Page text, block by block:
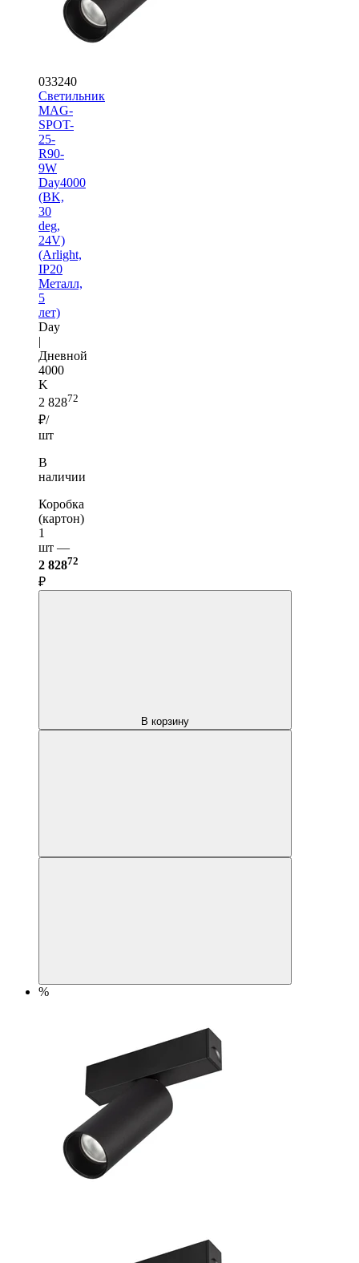
033240
Светильник
MAG-
SPOT-
25-
R90-
9W
Day4000
(BK,
30
deg,
24V)
(Arlight,
IP20
Металл,
5
лет)
Day
|
Дневной
4000
K
2 82872
₽/
шт
В
наличии
Коробка
(картон)
1
шт —
2 82872
₽
В корзину
%